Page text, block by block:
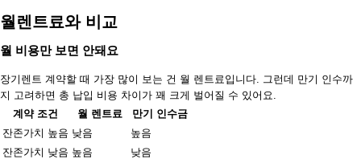
월렌트료와 비교
월 비용만 보면 안돼요
장기렌트 계약할 때 가장 많이 보는 건 월 렌트료입니다. 그런데 만기 인수까
지 고려하면 총 납입 비용 차이가 꽤 크게 벌어질 수 있어요.
계약 조건
월 렌트료
만기 인수금
잔존가치 높음 낮음
높음
잔존가치 낮음 높음
낮음